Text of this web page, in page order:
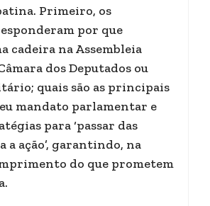
Primeiro, os
por que
cadeira na Assembleia
dos Deputados ou
quais são as principais
mandato parlamentar e
para ‘passar das
a ação’, garantindo, na
do que prometem